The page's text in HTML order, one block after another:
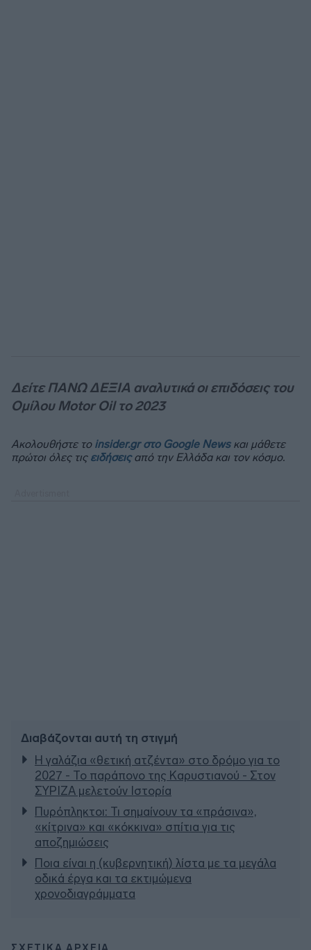
Δείτε ΠΑΝΩ ΔΕΞΙΑ αναλυτικά οι επιδόσεις του
Ομίλου Motor Oil το 2023
Ακολουθήστε το insider.gr στο Google Newsκαι μάθετε
πρώτοι όλες τις ειδήσειςαπό την Ελλάδα και τον κόσμο.
Διαβάζονται αυτή τη στιγμή
Η γαλάζια «θετική ατζέντα» στο δρόμο για το
2027 - Το παράπονο της Καρυστιανού - Στον
ΣΥΡΙΖΑ μελετούν Ιστορία
Πυρόπληκτοι: Τι σημαίνουν τα «πράσινα»,
«κίτρινα» και «κόκκινα» σπίτια για τις
αποζημιώσεις
Ποια είναι η (κυβερνητική) λίστα με τα μεγάλα
οδικά έργα και τα εκτιμώμενα
χρονοδιαγράμματα